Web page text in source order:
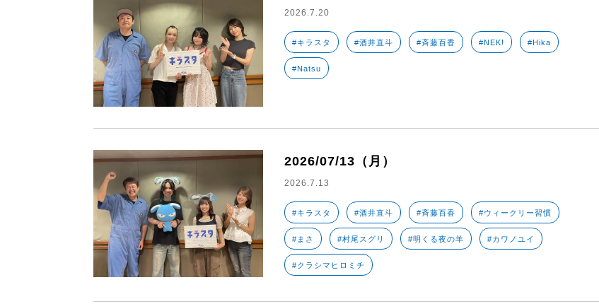
2026.7.20
#キラスタ #酒井直斗 #斉藤百香 #NEK! #Hika
#Natsu
2026/07/13（月）
2026.7.13
#キラスタ #酒井直斗 #斉藤百香 #ウィークリー習慣
#まさ #村尾スグリ #明くる夜の羊 #カワノユイ
#クラシマヒロミチ